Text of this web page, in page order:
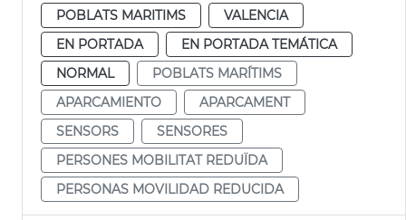
POBLATS MARITIMS
VALENCIA
EN PORTADA
EN PORTADA TEMÁTICA
NORMAL
POBLATS MARÍTIMS
APARCAMIENTO
APARCAMENT
SENSORS
SENSORES
PERSONES MOBILITAT REDUÏDA
PERSONAS MOVILIDAD REDUCIDA